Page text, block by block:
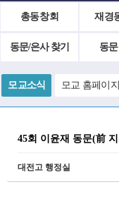
총동창회 재경
동문/은사 찾기 동
모교소식 모교 홈페이지
45회 이윤재 동문(前
대전고 행정실